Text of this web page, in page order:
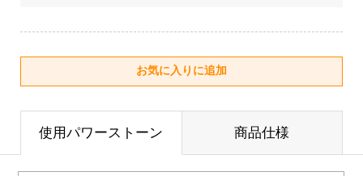
使用パワーストーン 商品仕様